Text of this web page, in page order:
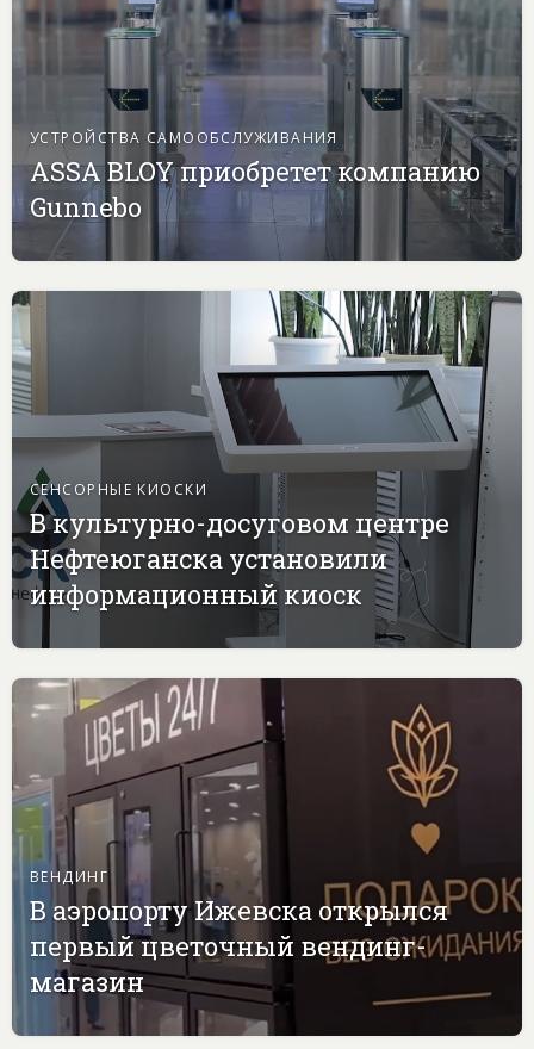
УСТРОЙСТВА САМООБСЛУЖИВАНИЯ
ASSA BLOY приобретет компанию
Gunnebo
СЕНСОРНЫЕ КИОСКИ
В культурно-досуговом центре
Нефтеюганска установили
информационный киоск
ВЕНДИНГ
В аэропорту Ижевска открылся
первый цветочный вендинг-
магазин